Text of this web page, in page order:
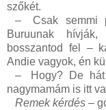
szőkét.
–
Csak semmi
Buruunak
bosszantod fel –
Andie vagyok, én
–
Hogy? De
nagymamám is itt
Remek kérdés –